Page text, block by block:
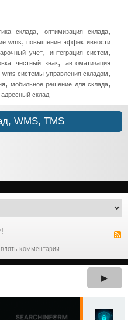
склада, оптимизация склада,
wms,повышение эффективности
учет, интеграция систем,
честный знак,автоматизация
wms системы управления складом,
,мобильное решение для склада,
адресный склад
WMS, TMS
комментарии
▶